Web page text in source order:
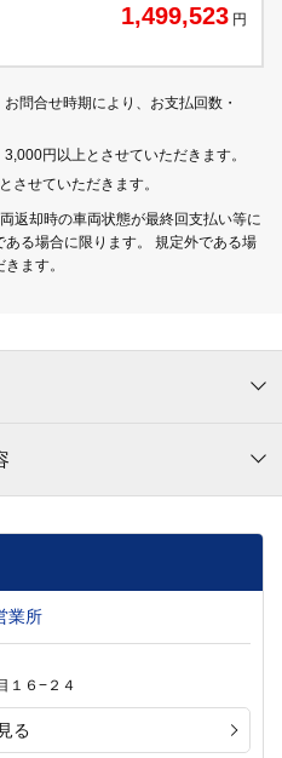
1,499,523 円
問合せ時期により、お支払回数・
円以上とさせていただきます。
させていただきます。
返却時の車両状態が最終回支払い等に
る場合に限ります。 規定外である場
ます。
業所
１６−２４
る